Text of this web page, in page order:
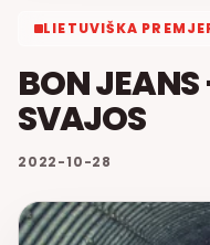
LIETUVIŠKA
BON
SVAJOS
2022-10-28